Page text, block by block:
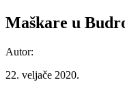
Maškare u
Autor:
22. veljače 2020.